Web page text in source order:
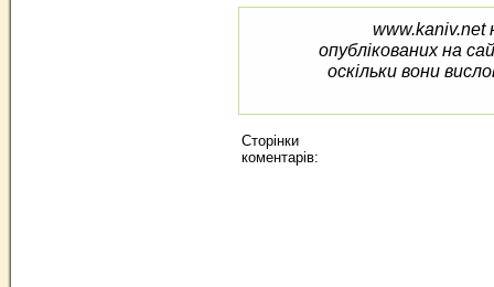
www.kaniv.net
опублікованих на
оскільки вони
Сторінки
коментарів: